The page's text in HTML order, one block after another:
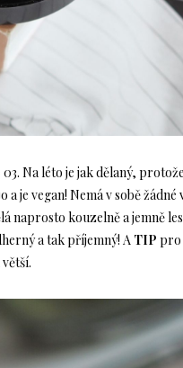
Na léto je jak dělaný,
je vegan! Nemá v sobě žádné
naprosto kouzelně a jemně
a tak příjemný! A TIP pro